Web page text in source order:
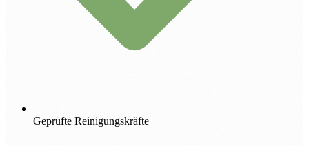
Geprüfte Reinigungskräfte